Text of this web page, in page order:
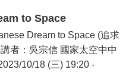
to Space
Dream to Space (追求
者：吳宗信 國家太空中中
10/18 (三) 19:20 -